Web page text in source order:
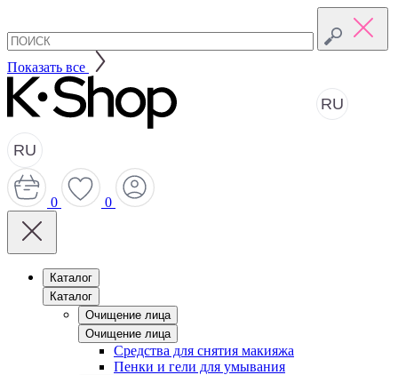
Показать все
RU
RU
0 0
Каталог
Каталог
Очищение лица
Очищение лица
Средства для снятия макияжа
Пенки и гели для умывания